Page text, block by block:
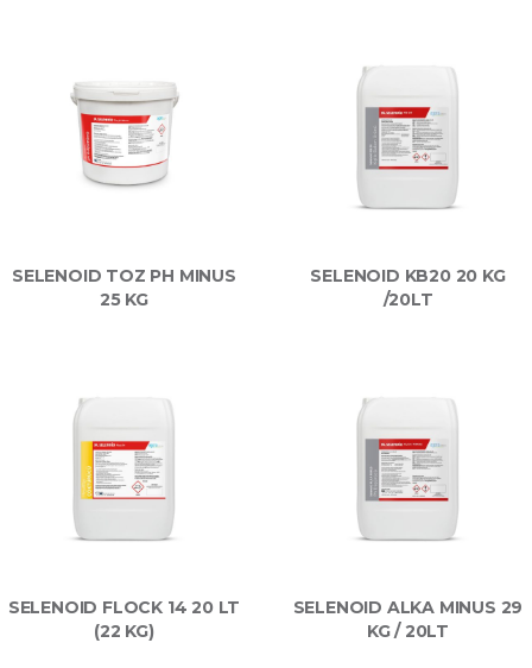
SELENOID TOZ PH MINUS
25 KG
SELENOID KB20 20 KG
/20LT
SELENOID FLOCK 14 20 LT
(22 KG)
SELENOID ALKA MINUS 29
KG / 20LT